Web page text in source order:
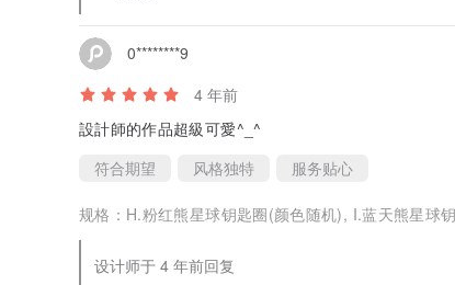
0********9
4 年前
設計師的作品超級可愛^_^
符合期望
风格独特 服务贴心
规格： H.粉红熊星球钥匙圈(颜色随机), I.蓝天熊星球
设计师于 4 年前回复